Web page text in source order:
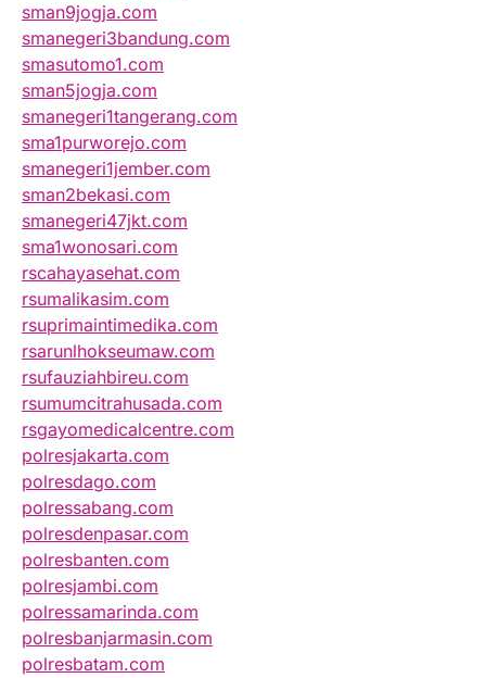
sman9jogja.com
smanegeri3bandung.com
smasutomo1.com
sman5jogja.com
smanegeri1tangerang.com
sma1purworejo.com
smanegeri1jember.com
sman2bekasi.com
smanegeri47jkt.com
sma1wonosari.com
rscahayasehat.com
rsumalikasim.com
rsuprimaintimedika.com
rsarunlhokseumaw.com
rsufauziahbireu.com
rsumumcitrahusada.com
rsgayomedicalcentre.com
polresjakarta.com
polresdago.com
polressabang.com
polresdenpasar.com
polresbanten.com
polresjambi.com
polressamarinda.com
polresbanjarmasin.com
polresbatam.com